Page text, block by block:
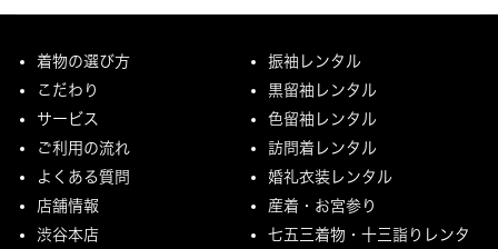
着物の選び方
こだわり
サービス
ご利用の流れ
よくある質問
店舗情報
渋谷本店
振袖レンタル
黒留袖レンタル
色留袖レンタル
訪問着レンタル
婚礼衣装レンタル
産着・お宮参り
七五三着物・十三詣りレンタ